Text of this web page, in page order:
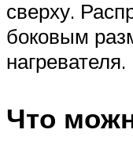
сверху.
боковым
нагревателя.
Что